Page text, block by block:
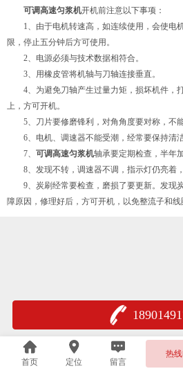
可调高速匀浆机开机前注意以下事项：
1、由于电机转速高，如连续使用，会使电
限，停止五分钟后方可使用。
2、电源必须与技术数据相符合。
3、用橡皮管将机轴与刀轴连接垂直。
4、为避免刀轴产生过量力矩，损坏机件，
上，方可开机。
5、刀片要修磨锋利，对角角度要对称，不能
6、电机、调速器不能受潮，经常要保持清洁
7、 可调高速匀浆机轴承要定期检查，半年
8、发现不转，调速器不调，指示灯仍亮着，
9、炭刷经常要检查，磨损了要更新。发现
障原因，修理好后，方可开机，以免整流子和线
首页 定位 留言
热